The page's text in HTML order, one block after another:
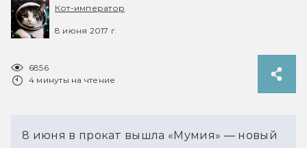
Кот-император
8 июня 2017 г.
6856
4 минуты на чтение
8 июня в прокат вышла «Мумия» — новый